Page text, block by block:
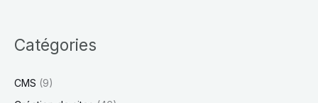
Catégories
CMS (9)